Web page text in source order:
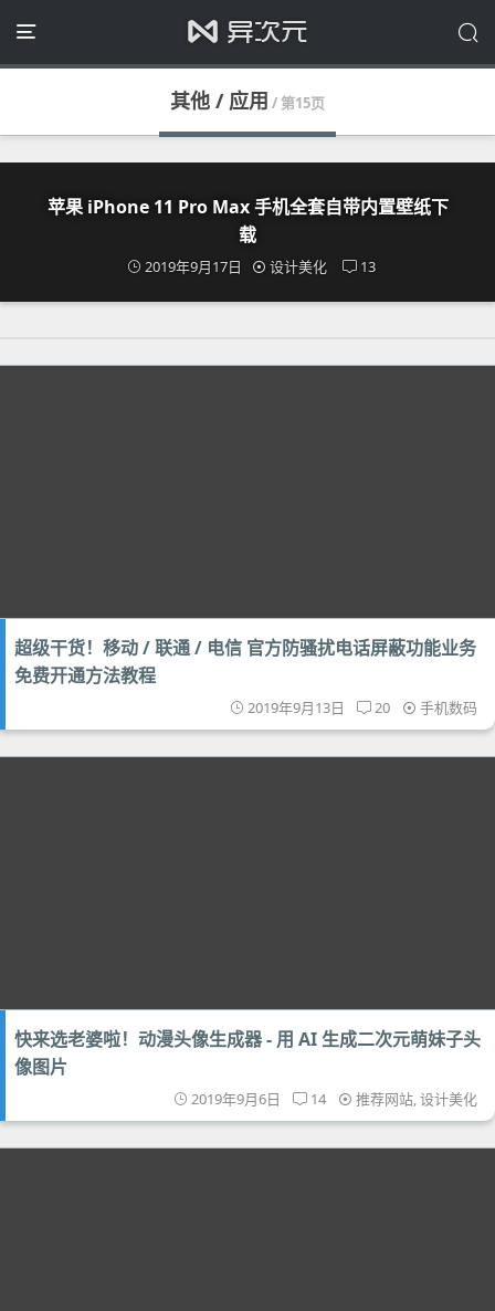
其他 / 应用 / 第15页
苹果 iPhone 11 Pro Max 手机全套自带内置壁纸下
载
2019年9月17日 设计美化 13
超级干货！移动 / 联通 / 电信 官方防骚扰电话屏蔽功能业务
免费开通方法教程
2019年9月13日 20 手机数码
快来选老婆啦！动漫头像生成器 - 用 AI 生成二次元萌妹子头
像图片
2019年9月6日 14 推荐网站,设计美化